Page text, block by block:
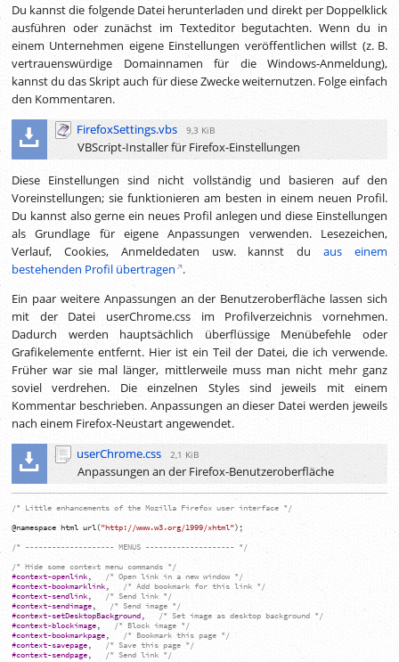
Du kannst die folgende Datei herunterladen und direkt per Doppelklick
ausführen oder zunächst im Texteditor begutachten. Wenn du in
einem Unternehmen eigene Einstellungen veröffentlichen willst (z. B.
vertrauenswürdige Domainnamen für die Windows-Anmeldung),
kannst du das Skript auch für diese Zwecke weiternutzen. Folge einfach
den Kommentaren.
FirefoxSettings.vbs
9,3 KiB
VBScript-Installer für Firefox-Einstellungen
Diese Einstellungen sind nicht vollständig und basieren auf den
Voreinstellungen; sie funktionieren am besten in einem neuen Profil.
Du kannst also gerne ein neues Profil anlegen und diese Einstellungen
als Grundlage für eigene Anpassungen verwenden. Lesezeichen,
Verlauf, Cookies, Anmeldedaten usw. kannst duaus einem
bestehenden Profil übertragen .
Ein paar weitere Anpassungen an der Benutzeroberfläche lassen sich
mit der Datei userChrome.css im Profilverzeichnis vornehmen.
Dadurch werden hauptsächlich überflüssige Menübefehle oder
Grafikelemente entfernt. Hier ist ein Teil der Datei, die ich verwende.
Früher war sie mal länger, mittlerweile muss man nicht mehr ganz
soviel verdrehen. Die einzelnen Styles sind jeweils mit einem
Kommentar beschrieben. Anpassungen an dieser Datei werden jeweils
nach einem Firefox-Neustart angewendet.
userChrome.css
2,1 KiB
Anpassungen an der Firefox-Benutzeroberfläche
/* Little enhancements of the Mozilla Firefox user interface */
@namespace html url ("http://www.w3.org/1999/xhtml") ;
/* -------------------- MENUS -------------------- */
/* Hide some context menu commands */
#context-openlink
/* Open link in a new window */
#context-bookmarklink
/* Add bookmark for this link */
#context-sendlink
/* Send link */
#context-sendimage
/* Send image */
#context-setDesktopBackground
/* Set image as desktop background */
#context-blockimage
/* Block image */
#context-bookmarkpage
/* Bookmark this page */
#context-savepage
/* Save this page */
#context-sendpage
/* Send link */